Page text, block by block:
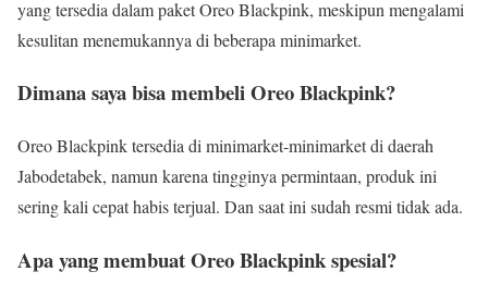
yang tersedia dalam paket Oreo Blackpink, meskipun mengalami
kesulitan menemukannya di beberapa minimarket.
Dimana saya bisa membeli Oreo Blackpink?
Oreo Blackpink tersedia di minimarket-minimarket di daerah
Jabodetabek, namun karena tingginya permintaan, produk ini
sering kali cepat habis terjual. Dan saat ini sudah resmi tidak ada.
Apa yang membuat Oreo Blackpink spesial?